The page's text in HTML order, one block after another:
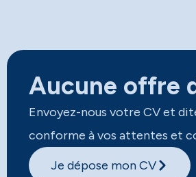
Aucune offre
Envoyez-nous votre CV et
conforme à vos attentes et
Je dépose mon CV